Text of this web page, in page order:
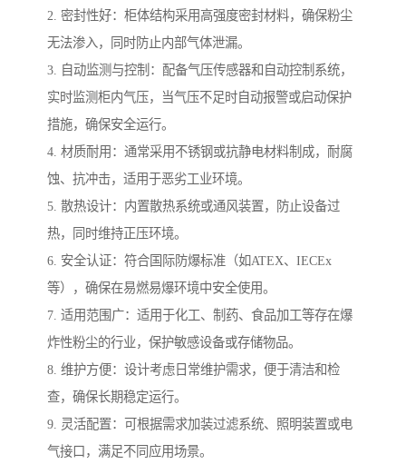
2. 密封性好：柜体结构采用高强度密封材料，确保粉尘
无法渗入，同时防止内部气体泄漏。
3. 自动监测与控制：配备气压传感器和自动控制系统，
实时监测柜内气压，当气压不足时自动报警或启动保护
措施，确保安全运行。
4. 材质耐用：通常采用不锈钢或抗静电材料制成，耐腐
蚀、抗冲击，适用于恶劣工业环境。
5. 散热设计：内置散热系统或通风装置，防止设备过
热，同时维持正压环境。
6. 安全认证：符合国际防爆标准（如ATEX、IECEx
等），确保在易燃易爆环境中安全使用。
7. 适用范围广：适用于化工、制药、食品加工等存在爆
炸性粉尘的行业，保护敏感设备或存储物品。
8. 维护方便：设计考虑日常维护需求，便于清洁和检
查，确保长期稳定运行。
9. 灵活配置：可根据需求加装过滤系统、照明装置或电
气接口，满足不同应用场景。